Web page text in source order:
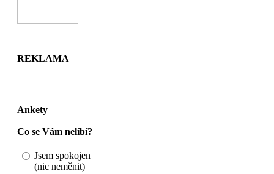
REKLAMA
Ankety
Co se Vám nelíbí?
Jsem spokojen
(nic neměnit)